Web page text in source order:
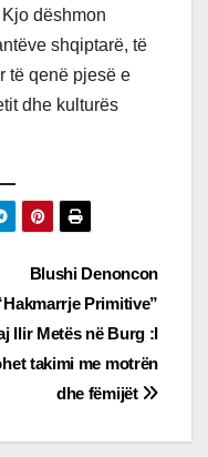
dëshmon
shqiptarë, të
të qenë pjesë e
dhe kulturës
Blushi Denoncon
Primitive”
Ilir Metës në Burg :I
takimi me motrën
dhe fëmijët